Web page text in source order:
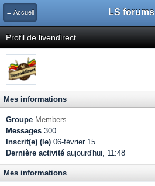
← Accueil LS forums
Profil de livendirect
Mes informations
Groupe Members
Messages 300
Inscrit(e) (le) 06-février 15
Dernière activité aujourd'hui, 11:48
Mes informations